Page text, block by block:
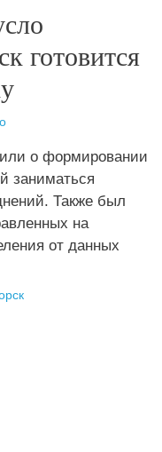
готовится
о формировании
заниматься
Также был
на
от данных